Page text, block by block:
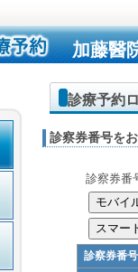
加藤醫
診療予約
診察券番号を
診察券番
診察券番号